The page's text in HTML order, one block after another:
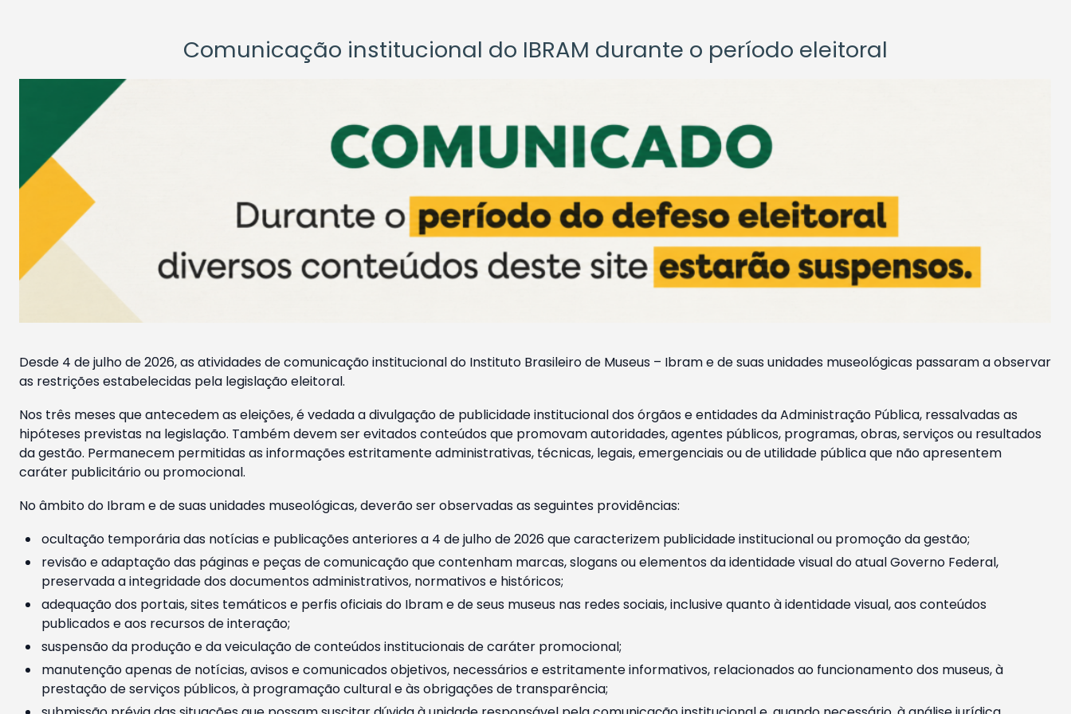
Comunicação institucional do IBRAM durante o período eleitoral
Desde 4 de julho de 2026, as atividades de comunicação institucional do Instituto Brasileiro de Museus – Ibram e de suas unidades museológicas passaram a observar
as restrições estabelecidas pela legislação eleitoral.
Nos três meses que antecedem as eleições, é vedada a divulgação de publicidade institucional dos órgãos e entidades da Administração Pública, ressalvadas as
hipóteses previstas na legislação. Também devem ser evitados conteúdos que promovam autoridades, agentes públicos, programas, obras, serviços ou resultados
da gestão. Permanecem permitidas as informações estritamente administrativas, técnicas, legais, emergenciais ou de utilidade pública que não apresentem
caráter publicitário ou promocional.
No âmbito do Ibram e de suas unidades museológicas, deverão ser observadas as seguintes providências:
ocultação temporária das notícias e publicações anteriores a 4 de julho de 2026 que caracterizem publicidade institucional ou promoção da gestão;
revisão e adaptação das páginas e peças de comunicação que contenham marcas, slogans ou elementos da identidade visual do atual Governo Federal,
preservada a integridade dos documentos administrativos, normativos e históricos;
adequação dos portais, sites temáticos e perfis oficiais do Ibram e de seus museus nas redes sociais, inclusive quanto à identidade visual, aos conteúdos
publicados e aos recursos de interação;
suspensão da produção e da veiculação de conteúdos institucionais de caráter promocional;
manutenção apenas de notícias, avisos e comunicados objetivos, necessários e estritamente informativos, relacionados ao funcionamento dos museus, à
prestação de serviços públicos, à programação cultural e às obrigações de transparência;